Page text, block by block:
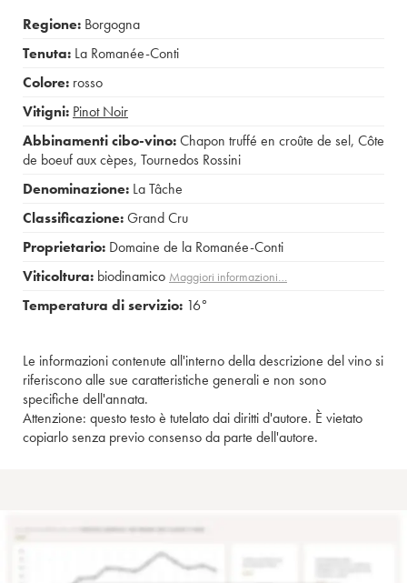
Regione: Borgogna
Tenuta: La Romanée-Conti
Colore: rosso
Vitigni: Pinot Noir
Abbinamenti cibo-vino:Chapon truffé en croûte de sel, Côte
de boeuf aux cèpes, Tournedos Rossini
Denominazione: La Tâche
Classificazione:Grand Cru
Proprietario: Domaine de la Romanée-Conti
Viticoltura: biodinamico Maggiori informazioni…
Temperatura di servizio: 16°
Le informazioni contenute all'interno della descrizione del vino si
riferiscono alle sue caratteristiche generali e non sono
specifiche dell'annata.
Attenzione: questo testo è tutelato dai diritti d'autore. È vietato
copiarlo senza previo consenso da parte dell'autore.